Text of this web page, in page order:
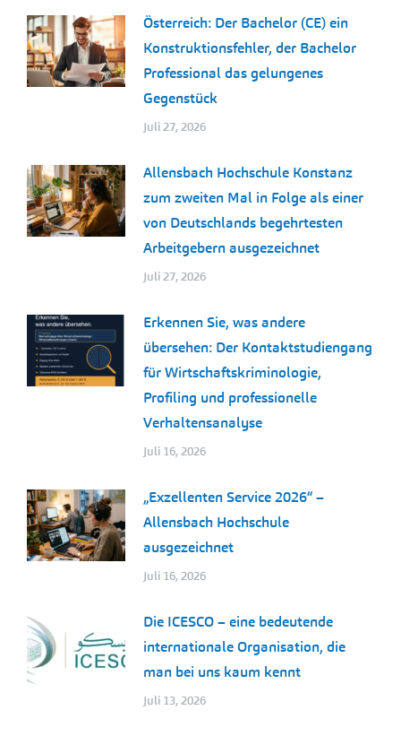
Österreich: Der Bachelor (CE) ein
Konstruktionsfehler, der Bachelor
Professional das gelungenes
Gegenstück
Juli 27, 2026
Allensbach Hochschule Konstanz
zum zweiten Mal in Folge als einer
von Deutschlands begehrtesten
Arbeitgebern ausgezeichnet
Juli 27, 2026
Erkennen Sie, was andere
übersehen: Der Kontaktstudiengang
für Wirtschaftskriminologie,
Profiling und professionelle
Verhaltensanalyse
Juli 16, 2026
„Exzellenten Service 2026“ –
Allensbach Hochschule
ausgezeichnet
Juli 16, 2026
Die ICESCO – eine bedeutende
internationale Organisation, die
man bei uns kaum kennt
Juli 13, 2026